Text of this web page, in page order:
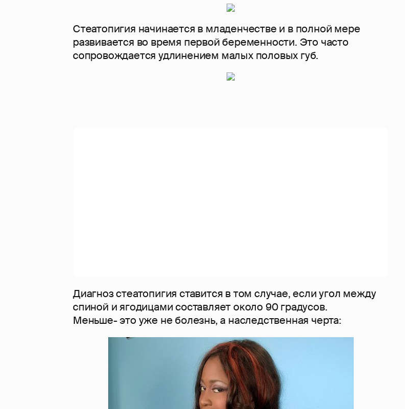
Стеатопигия начинается в младенчестве и в полной мере
развивается во время первой беременности. Это часто
сопровождается удлинением малых половых губ.
Диагноз стеатопигия ставится в том случае, если угол между
спиной и ягодицами составляет около 90 градусов.
Меньше- это уже не болезнь, а наследственная черта: